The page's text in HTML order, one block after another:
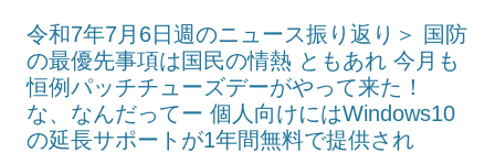
令和7年7月6日週のニュース振り返り＞ 国防
の最優先事項は国民の情熱 ともあれ 今月も
恒例パッチチューズデーがやって来た！
な、なんだってー 個人向けにはWindows10
の延長サポートが1年間無料で提供され